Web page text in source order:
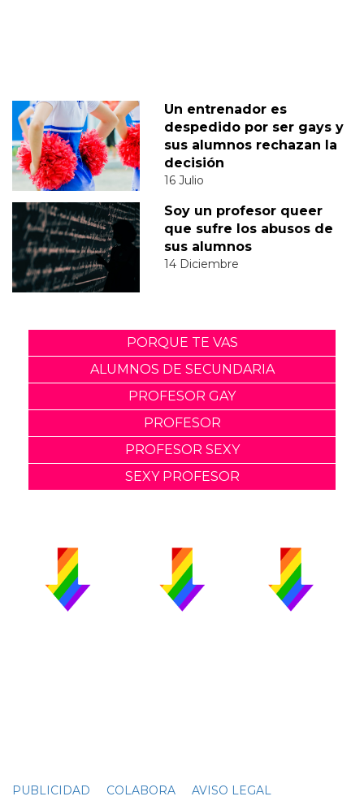
Un entrenador es
despedido por ser gays y
sus alumnos rechazan la
decisión
16 Julio
Soy un profesor queer
que sufre los abusos de
sus alumnos
14 Diciembre
PORQUE TE VAS
ALUMNOS DE SECUNDARIA
PROFESOR GAY
PROFESOR
PROFESOR SEXY
SEXY PROFESOR
PUBLICIDAD COLABORA AVISO LEGAL